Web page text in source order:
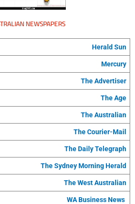
NEWSPAPERS
Herald Sun
Mercury
The Advertiser
The Age
The Australian
The Courier-Mail
The Daily Telegraph
The Sydney Morning Herald
The West Australian
WA Business News